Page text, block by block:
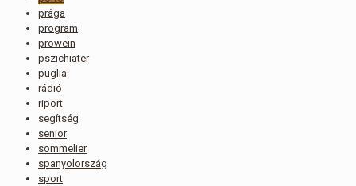
prága
program
prowein
pszichiater
puglia
rádió
riport
segítség
senior
sommelier
spanyolország
sport